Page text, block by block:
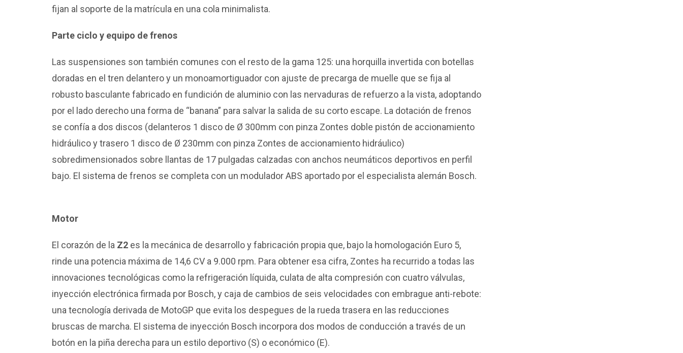
fijan al soporte de la matrícula en una cola minimalista.
Parte ciclo y equipo de frenos
Las suspensiones son también comunes con el resto de la gama 125: una horquilla invertida con botellas
doradas en el tren delantero y un monoamortiguador con ajuste de precarga de muelle que se fija al
robusto basculante fabricado en fundición de aluminio con las nervaduras de refuerzo a la vista, adoptando
por el lado derecho una forma de “banana” para salvar la salida de su corto escape. La dotación de frenos
se confía a dos discos (delanteros 1 disco de Ø 300mm con pinza Zontes doble pistón de accionamiento
hidráulico y trasero 1 disco de Ø 230mm con pinza Zontes de accionamiento hidráulico)
sobredimensionados sobre llantas de 17 pulgadas calzadas con anchos neumáticos deportivos en perfil
bajo. El sistema de frenos se completa con un modulador ABS aportado por el especialista alemán Bosch.
Motor
El corazón de la Z2 es la mecánica de desarrollo y fabricación propia que, bajo la homologación Euro 5,
rinde una potencia máxima de 14,6 CV a 9.000 rpm. Para obtener esa cifra, Zontes ha recurrido a todas las
innovaciones tecnológicas como la refrigeración líquida, culata de alta compresión con cuatro válvulas,
inyección electrónica firmada por Bosch, y caja de cambios de seis velocidades con embrague anti-rebote:
una tecnología derivada de MotoGP que evita los despegues de la rueda trasera en las reducciones
bruscas de marcha. El sistema de inyección Bosch incorpora dos modos de conducción a través de un
botón en la piña derecha para un estilo deportivo (S) o económico (E).